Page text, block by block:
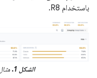
باستخدام R8.
الشكل 1.